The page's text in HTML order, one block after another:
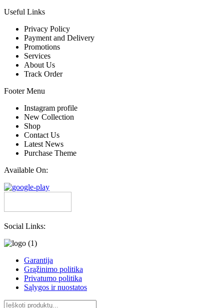
Useful Links
Privacy Policy
Payment and Delivery
Promotions
Services
About Us
Track Order
Footer Menu
Instagram profile
New Collection
Shop
Contact Us
Latest News
Purchase Theme
Available On:
Social Links:
Garantija
Grąžinimo politika
Privatumo politika
Sąlygos ir nuostatos